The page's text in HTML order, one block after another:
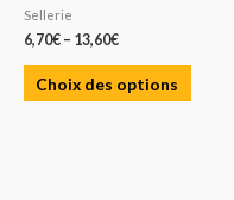
Sellerie
6,70€ – 13,60€
Choix des options